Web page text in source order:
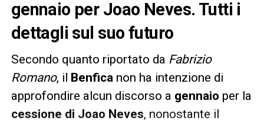
gennaio per Joao Neves. Tutti i
dettagli sul suo futuro
Secondo quanto riportato da Fabrizio
Romano, il Benfica non ha intenzione di
approfondire alcun discorso a gennaio per la
cessione di Joao Neves, nonostante il